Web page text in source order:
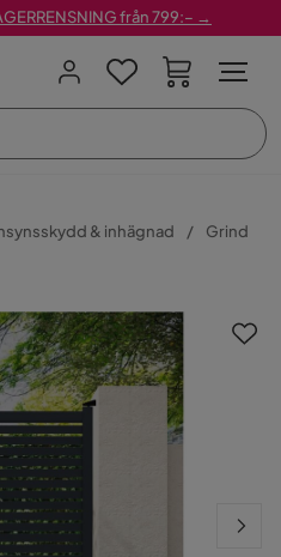
från 799:– →
& inhägnad Grind